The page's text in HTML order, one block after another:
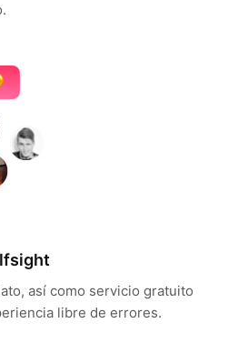
así como servicio gratuito
libre de errores.